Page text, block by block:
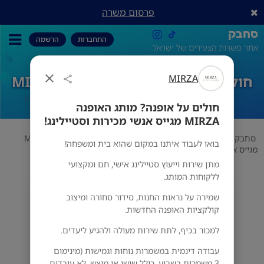
MIRZA
חולים על אופנה? מותג האופנה
MIRZA מגייס אנשי מכירות וסטיילינג!
בואו לעבוד איתנו במקום שהוא בית ומשפחה!
מתן שירות וייעוץ סטיילינג אישי, חם ומקצועי
ללקוחות המותג.
שמירה על נראות החנות, סידור סחורה ומיצוב
קולקציות האופנה החדשות.
למכור בכיף, לתת שירות מעולה ולהגיע ליעדים.
עבודה דינמית במשמרות נוחות וגמישות (מינימום
פרסום משרה
סחבק
אתר משרות הצעירים של ישראל
התחברות הרשמה
חולים על אופנה? מותג האופנה MIRZA
מגייס אנשי מכירות וסטיילינג!
סחבק
חולים על אופנה? מותג האופנה MIRZA
מגייס אנשי מכירות וסטיילינג!
MIRZA
מס' אזורים